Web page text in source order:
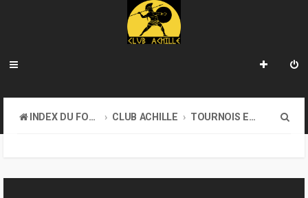
INDEX DU FORUM CLUB ACHILLE TOURNOIS ET EVENEMENTS
h